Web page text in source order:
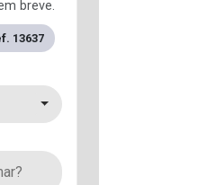
breve.
13637